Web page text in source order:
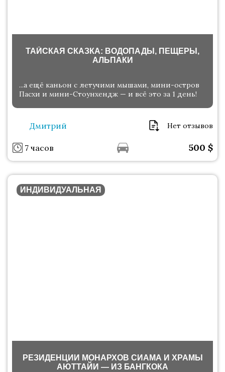
ТАЙСКАЯ СКАЗКА: ВОДОПАДЫ, ПЕЩЕРЫ,
АЛЬПАКИ
...а ещё каньон с летучими мышами, мини-остров
Пасхи и мини-Стоунхендж — и всё это за 1 день!
Дмитрий Нет отзывов
7 часов 500 $
ИНДИВИДУАЛЬНАЯ
РЕЗИДЕНЦИИ МОНАРХОВ СИАМА И ХРАМЫ
АЮТТАЙИ — ИЗ БАНГКОКА